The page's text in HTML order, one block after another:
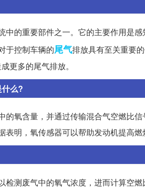
中的重要部件之一。它的主要作用是
于控制车辆的尾气排放具有至关重要
更多的尾气排放。
么?
的氧含量，并通过传输混合气空燃比
明，氧传感器可以帮助发动机提高燃
检测废气中的氧气浓度，进而计算空